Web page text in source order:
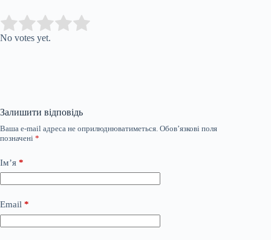
Rate this item:
No votes yet.
Залишити відповідь
Ваша e-mail адреса не оприлюднюватиметься. Обов’язкові поля
позначені *
Ім’я *
Email *